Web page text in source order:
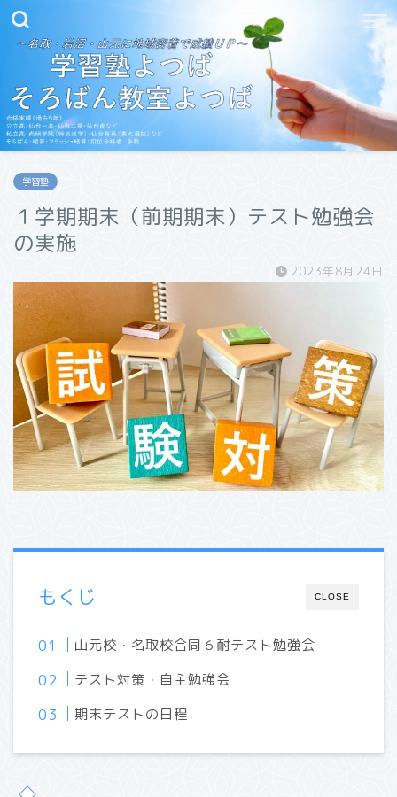
学習塾
１学期期末（前期期末）テスト勉強会
の実施
2023年8月24日
CLOSE
もくじ
山元校・名取校合同６耐テスト勉強会
テスト対策・自主勉強会
期末テストの日程